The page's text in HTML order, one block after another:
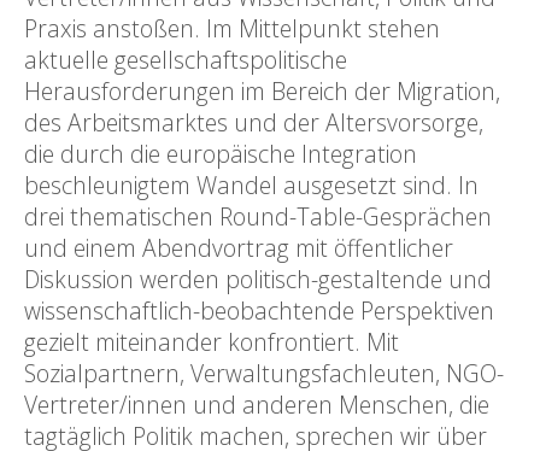
Praxis anstoßen. Im Mittelpunkt stehen
aktuelle gesellschaftspolitische
Herausforderungen im Bereich der Migration,
des Arbeitsmarktes und der Altersvorsorge,
die durch die europäische Integration
beschleunigtem Wandel ausgesetzt sind. In
drei thematischen Round-Table-Gesprächen
und einem Abendvortrag mit öffentlicher
Diskussion werden politisch-gestaltende und
wissenschaftlich-beobachtende Perspektiven
gezielt miteinander konfrontiert. Mit
Sozialpartnern, Verwaltungsfachleuten, NGO-
Vertreter/innen und anderen Menschen, die
tagtäglich Politik machen, sprechen wir über